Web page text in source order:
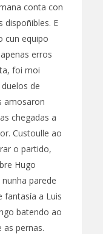
conta con
E
cun equipo
erros
foi moi
de
amosaron
chegadas a
Custoulle ao
o partido,
Hugo
parede
fantasía a Luis
batendo ao
pernas.